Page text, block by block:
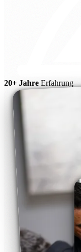
20+ Jahre Erfahrung